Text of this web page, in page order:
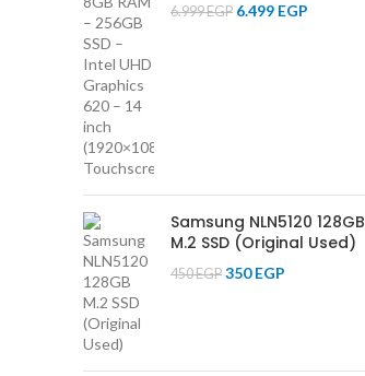
6.999EGP 6.499 EGP
Samsung NLN5120 128GB
M.2 SSD (Original Used)
450EGP 350EGP